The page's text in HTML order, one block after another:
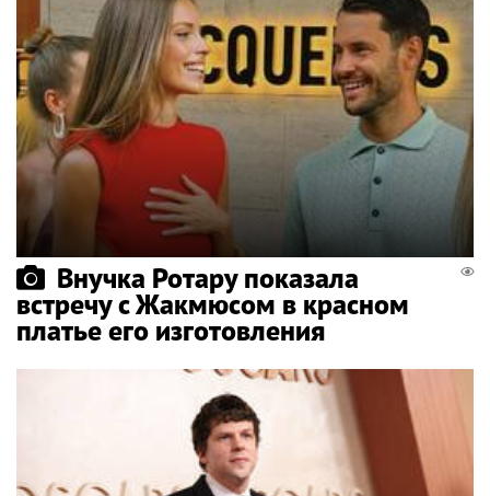
Внучка Ротару показала
встречу с Жакмюсом в красном
платье его изготовления